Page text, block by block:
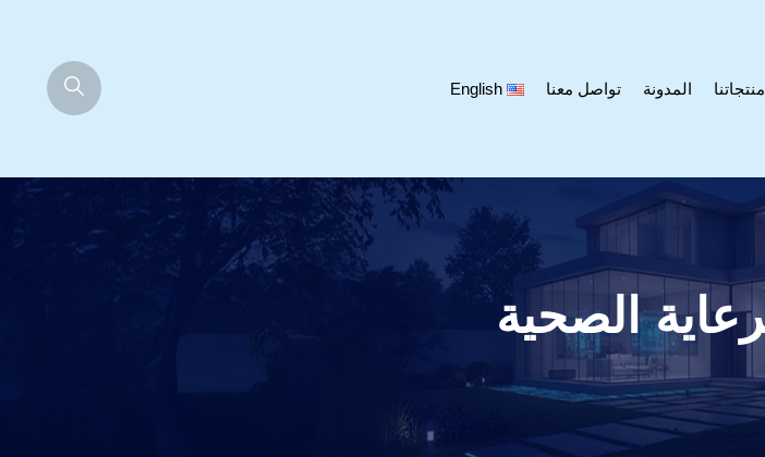
منتجاتنا المدونة تواصل معنا English